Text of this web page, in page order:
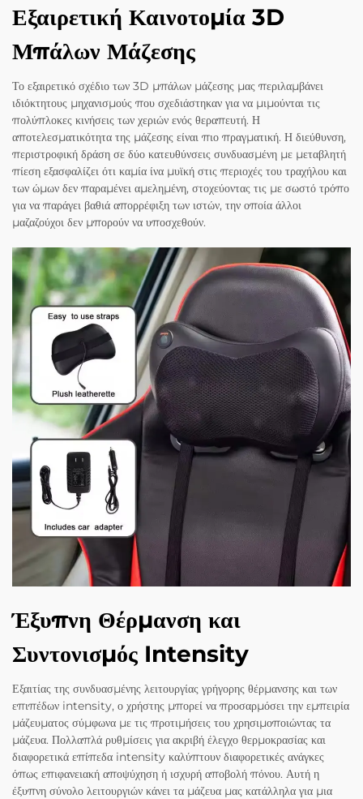
Εξαιρετική Καινοτομία 3D
Μπάλων Μάζεσης
Το εξαιρετικό σχέδιο των 3D μπάλων μάζεσης μας περιλαμβάνει
ιδιόκτητους μηχανισμούς που σχεδιάστηκαν για να μιμούνται τις
πολύπλοκες κινήσεις των χεριών ενός θεραπευτή. Η
αποτελεσματικότητα της μάζεσης είναι πιο πραγματική. Η διεύθυνση,
περιστροφική δράση σε δύο κατευθύνσεις συνδυασμένη με μεταβλητή
πίεση εξασφαλίζει ότι καμία ίνα μυϊκή στις περιοχές του τραχήλου και
των ώμων δεν παραμένει αμελημένη, στοχεύοντας τις με σωστό τρόπο
για να παράγει βαθιά απορρέφιξη των ιστών, την οποία άλλοι
μαζαζούχοι δεν μπορούν να υποσχεθούν.
Έξυπνη Θέρμανση και
Συντονισμός Intensity
Εξαιτίας της συνδυασμένης λειτουργίας γρήγορης θέρμανσης και των
επιπέδων intensity, ο χρήστης μπορεί να προσαρμόσει την εμπειρία
μάζευματος σύμφωνα με τις προτιμήσεις του χρησιμοποιώντας τα
μάζευα. Πολλαπλά ρυθμίσεις για ακριβή έλεγχο θερμοκρασίας και
διαφορετικά επίπεδα intensity καλύπτουν διαφορετικές ανάγκες
όπως επιφανειακή αποψύχηση ή ισχυρή αποβολή πόνου. Αυτή η
έξυπνη σύνολο λειτουργιών κάνει τα μάζευα μας κατάλληλα για μια